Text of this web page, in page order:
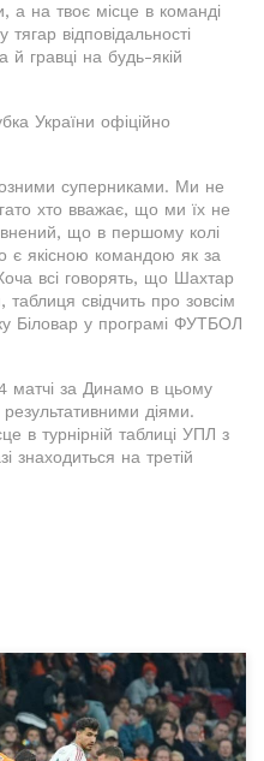
а на твоє місце в команді
відповідальності
й гравці на будь-якій
України офіційно
суперниками. Ми не
хто вважає, що ми їх не
що в першому колі
є якісною командою як за
всі говорять, що Шахтар
свідчить про зовсім
Біловар у програмі ФУТБОЛ
матчі за Динамо в цьому
результативними діями.
в турнірній таблиці УПЛ з
знаходиться на третій